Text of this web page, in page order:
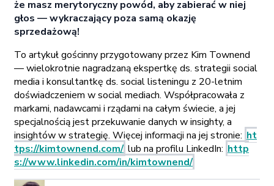
że masz merytoryczny powód, aby zabierać w niej
głos — wykraczający poza samą okazję
sprzedażową!
To artykuł gościnny przygotowany przez Kim Townend
— wielokrotnie nagradzaną ekspertkę ds. strategii social
media i konsultantkę ds. social listeningu z 20-letnim
doświadczeniem w social mediach. Współpracowała z
markami, nadawcami i rządami na całym świecie, a jej
specjalnością jest przekuwanie danych w insighty, a
insightów w strategię. Więcej informacji na jej stronie: ht
tps://kimtownend.com/ lub na profilu LinkedIn: http
s://www.linkedin.com/in/kimtownend/